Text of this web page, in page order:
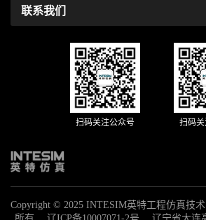
联系我们
扫码关注公众号 扫码
Copyright © 2025 INTESIM英特工程仿真技